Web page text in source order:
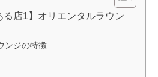
る店1】オリエンタルラウン
ンジの特徴